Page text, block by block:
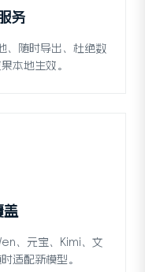
务
、随时导出、杜绝数
本地生效。
盖
、元宝、Kimi、文
适配新模型。